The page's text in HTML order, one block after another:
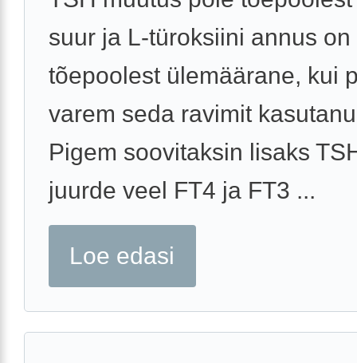
suur ja L-türoksiini annus on
tõepoolest ülemäärane, kui
varem seda ravimit
Pigem soovitaksin lisaks
juurde veel FT4 ja FT3 ...
Loe edasi